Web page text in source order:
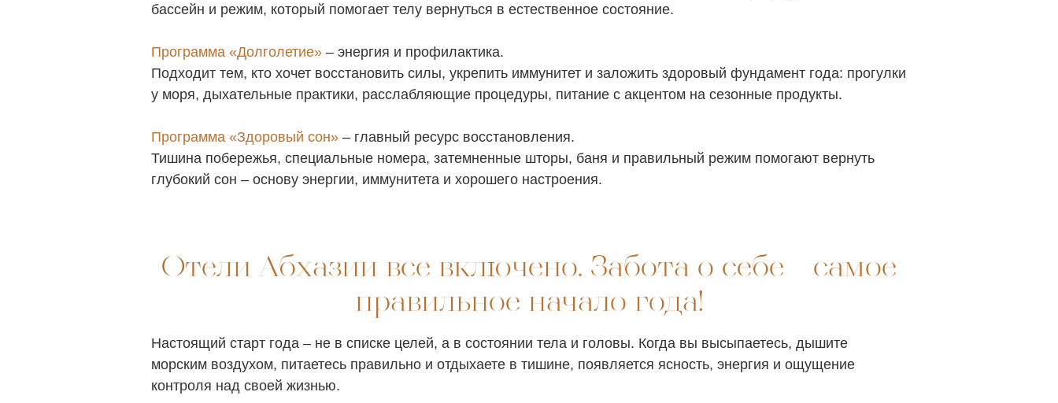
бассейн и режим, который помогает телу вернуться в естественное состояние.
Программа «Долголетие» – энергия и профилактика.
Подходит тем, кто хочет восстановить силы, укрепить иммунитет и заложить здоровый фундамент года: прогулки
у моря, дыхательные практики, расслабляющие процедуры, питание с акцентом на сезонные продукты.
Программа «Здоровый сон» – главный ресурс восстановления.
Тишина побережья, специальные номера, затемненные шторы, баня и правильный режим помогают вернуть
глубокий сон – основу энергии, иммунитета и хорошего настроения.
Отели Абхазии все включено. Забота о себе – самое
правильное начало года!
Настоящий старт года – не в списке целей, а в состоянии тела и головы. Когда вы высыпаетесь, дышите
морским воздухом, питаетесь правильно и отдыхаете в тишине, появляется ясность, энергия и ощущение
контроля над своей жизнью.